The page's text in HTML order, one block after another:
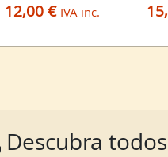
12,00 € IVA inc.
Descubra